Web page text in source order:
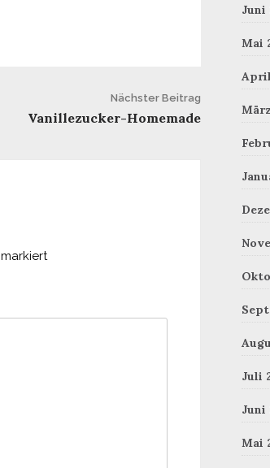
Nächster Beitrag
Vanillezucker-Homemade
markiert
Juni
Mai
Juli
Juni
Mai